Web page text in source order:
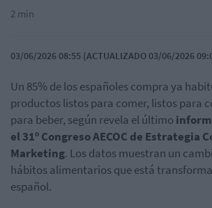
2 min
03/06/2026 08:55 (ACTUALIZADO 03/06/2026
Un 85% de los españoles compra ya
productos listos para comer, listos para
para beber, según revela el último
el 31º Congreso AECOC de Estrategia
Marketing. Los datos muestran un
hábitos alimentarios que está
español.